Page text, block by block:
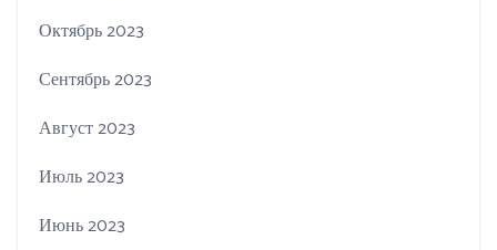
Октябрь 2023
Сентябрь 2023
Август 2023
Июль 2023
Июнь 2023